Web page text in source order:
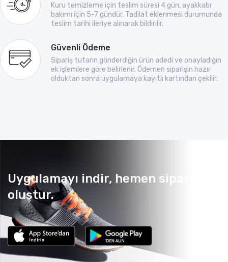
Kuru temizleme için teslim süresi 4 gün, ayakkabı
bakımı için 5-7 gündür. Tadilat eklenmesi durumunda
teslim tarihi ileriye alınarak bildirilir.
Güvenli Ödeme
Sipariş tutarın gönderdiğin ürün adedi ve onayladığın
ek işlemlere göre belirlenir. Ödemen siparişin hazır
olduktan sonra uygulamaya kayıtlı kartından çekilir.
Uygulamayı indir, hemen sipariş
oluştur.